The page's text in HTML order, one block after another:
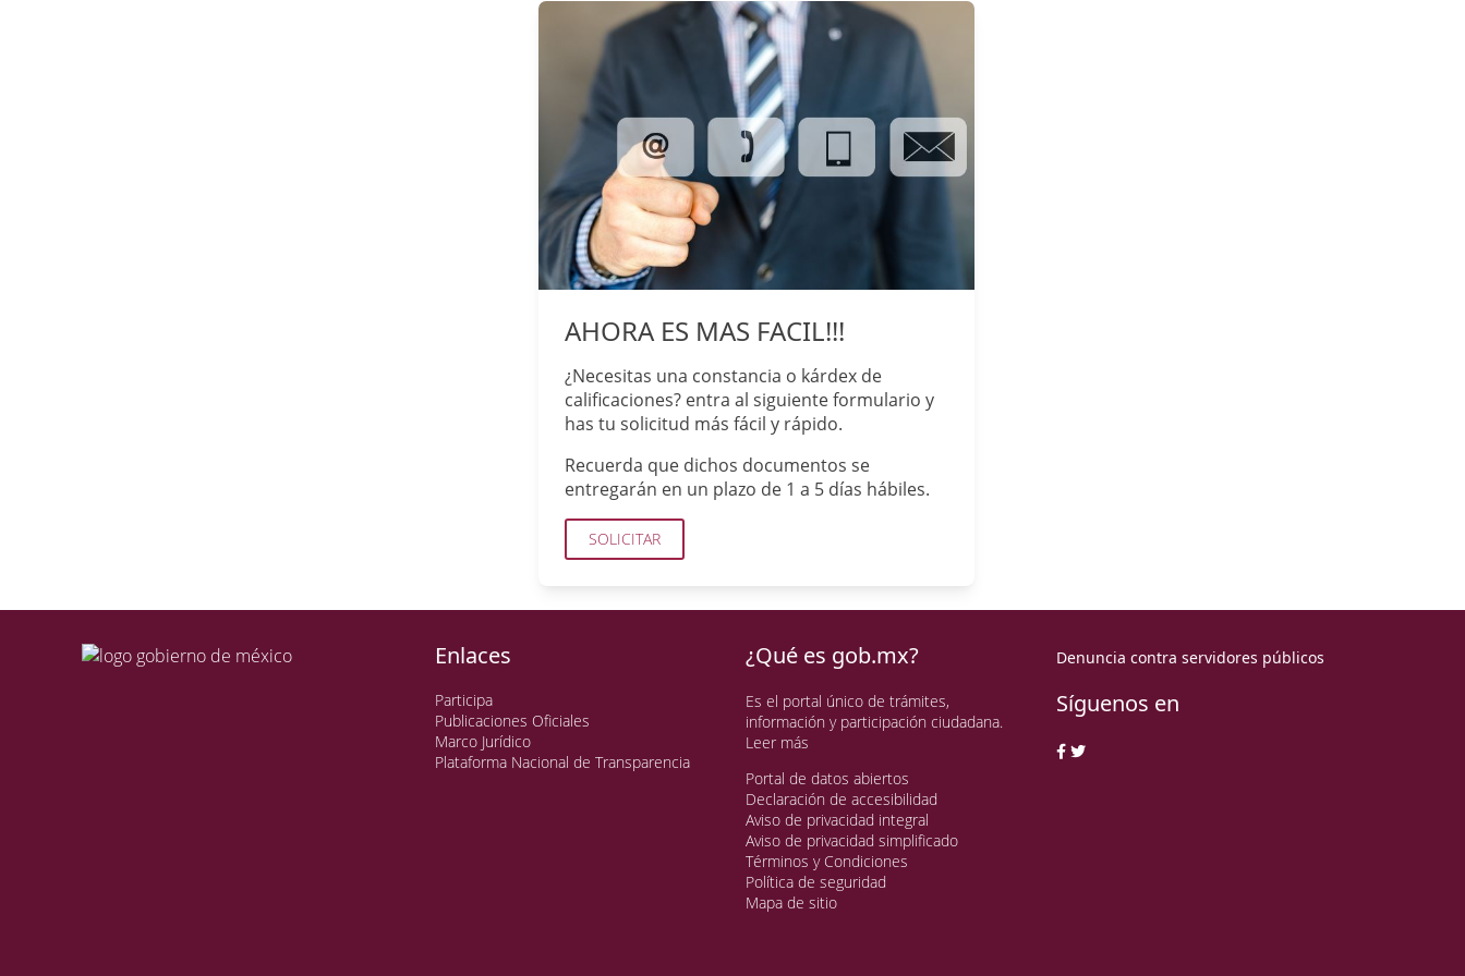
AHORA ES MAS FACIL!!!
¿Necesitas una constancia o kárdex de
calificaciones? entra al siguiente formulario y
has tu solicitud más fácil y rápido.
Recuerda que dichos documentos se
entregarán en un plazo de 1 a 5 días hábiles.
SOLICITAR
Enlaces
Participa
Publicaciones Oficiales
Marco Jurídico
Plataforma Nacional de Transparencia
¿Qué es gob.mx?
Es el portal único de trámites,
información y participación ciudadana.
Leer más
Portal de datos abiertos
Declaración de accesibilidad
Aviso de privacidad integral
Aviso de privacidad simplificado
Términos y Condiciones
Política de seguridad
Mapa de sitio
Denuncia contra servidores públicos
Síguenos en